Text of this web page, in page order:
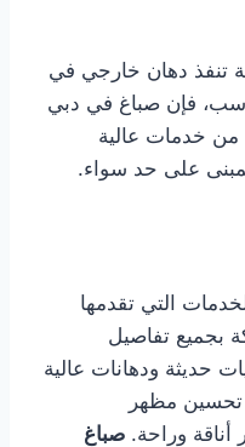
تنفذ دهان خارجي في
فإن صباغ في دبي
من خدمات عالية
على حد سواء.
التي تقدمها
بجميع تفاصيل
حديثة ودهانات عالية
تحسين مظهر
أناقة وراحة. صباغ